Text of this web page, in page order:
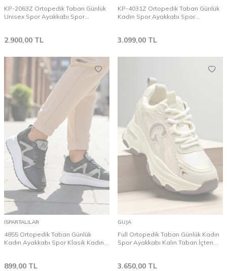
KP-2063Z Ortopedik Taban Günlük
Unisex Spor Ayakkabı Spor
2.900,00 TL
KP-4031Z Ortopedik Taban Günlük
Kadın Spor Ayakkabı Spor
3.099,00 TL
ISPARTALILAR
4855 Ortopedik Taban Günlük
Kadın Ayakkabı Spor Klasik Kadın
899,00 TL
GUJA
Full Ortopedik Taban Günlük Kadın
Spor Ayakkabı Kalın Taban İçten
3.650,00 TL